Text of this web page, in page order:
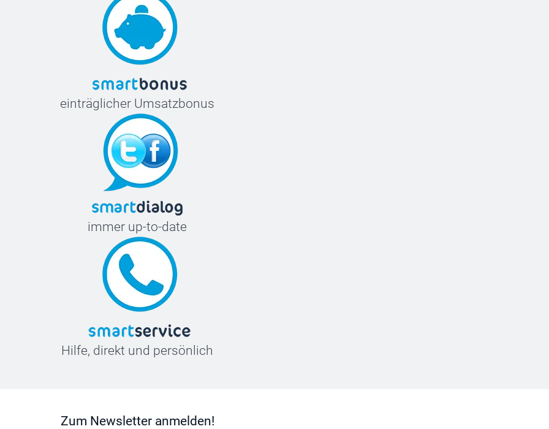
einträglicher Umsatzbonus
immer up-to-date
Hilfe, direkt und persönlich
Zum Newsletter anmelden!